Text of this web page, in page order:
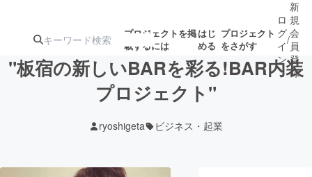
プロジェクトを掲
載するには
はじ
める
プロジェクト
をさがす
ジェクト
募集終了が近いプ
ロジェクト
ロ
グ
イ
ン
/
新
規
会
員
登
録
"板宿の新しいBARを彩る!BAR内装
プロジェクト"
ryoshigeta ビジネス・起業